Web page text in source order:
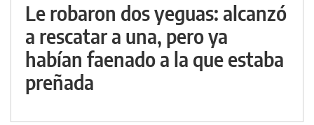
Le robaron dos yeguas: alcanzó
a rescatar a una, pero ya
habían faenado a la que estaba
preñada